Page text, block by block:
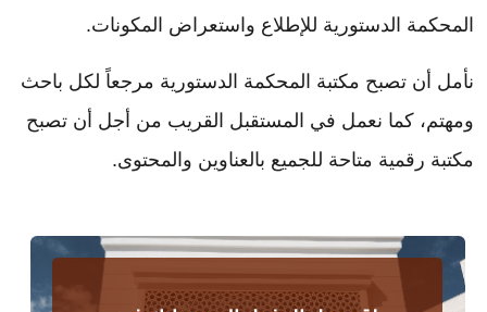
المحكمة الدستورية للإطلاع واستعراض المكونات.
نأمل أن تصبح مكتبة المحكمة الدستورية مرجعاً لكل باحث
ومهتم، كما نعمل في المستقبل القريب من أجل أن تصبح
مكتبة رقمية متاحة للجميع بالعناوين والمحتوى.